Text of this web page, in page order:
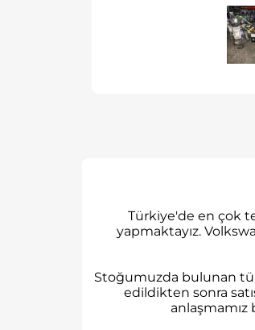
Türkiye'de en çok
yapmaktayız.
Stoğumuzda bulunan
edildikten sonra